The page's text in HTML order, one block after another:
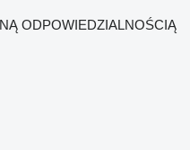
ODPOWIEDZIALNOŚCIĄ